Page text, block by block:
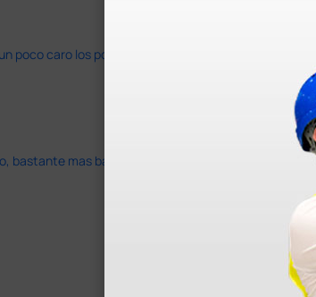
poco caro los portes y el plazo de entrega se alarga.
bastante mas barato que en otras plataformas de